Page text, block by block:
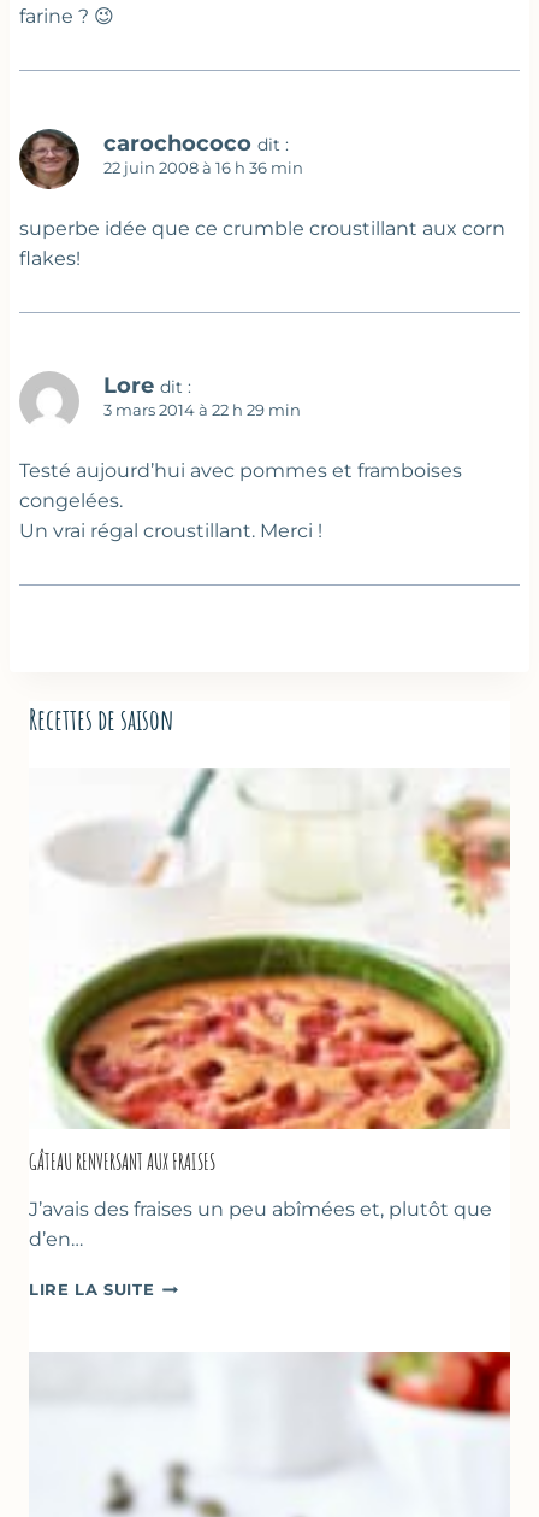
farine ? 😉
carochococo dit :
22 juin 2008 à 16 h 36 min
superbe idée que ce crumble croustillant aux corn
flakes!
Lore dit :
3 mars 2014 à 22 h 29 min
Testé aujourd’hui avec pommes et framboises
congelées.
Un vrai régal croustillant. Merci !
Recettes de saison
GÂTEAU RENVERSANT AUX FRAISES
J’avais des fraises un peu abîmées et, plutôt que
d’en…
LIRE LA SUITE GÂTEAU
FRAISES